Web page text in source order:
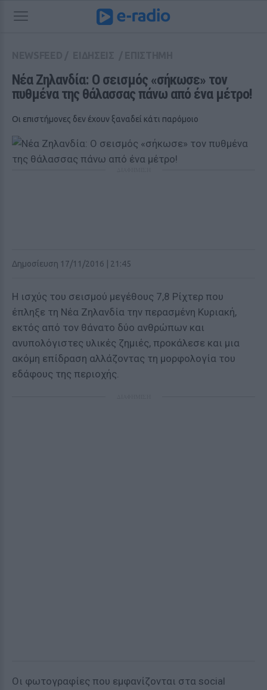
Νέα Ζηλανδία: Ο σεισμός «σήκωσε» τον
πυθμένα της θάλασσας πάνω από ένα μέτρο!
Οι επιστήμονες δεν έχουν ξαναδεί κάτι παρόμοιο
Δημοσίευση 17/11/2016 | 21:45
H ισχύς του σεισμού μεγέθους 7,8 Ρίχτερ που
έπληξε τη Νέα Ζηλανδία την περασμένη Κυριακή,
εκτός από τον θάνατο δύο ανθρώπων και
ανυπολόγιστες υλικές ζημιές, προκάλεσε και μια
ακόμη επίδραση αλλάζοντας τη μορφολογία του
εδάφους της περιοχής.
Οι φωτογραφίες που εμφανίζονται στα social